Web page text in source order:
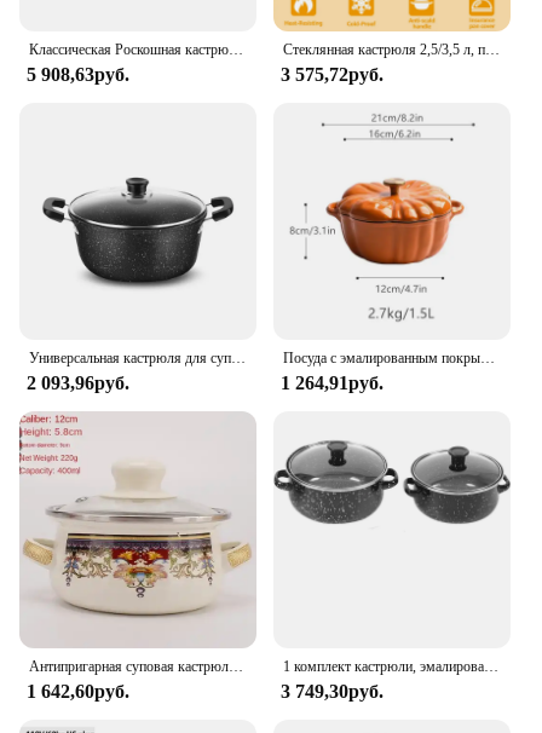
Классическая Роскошная кастрюля в европейском стиле с крышкой, креативная бинауральная квадратная кастрюля, сухая кастрюля, подсвечник, нагревательная керамическая посуда
5 908,63руб.
Стеклянная кастрюля 2,5/3,5 л, прозрачная кастрюля, кастрюли для супа, термостойкая кастрюля с двойной ручкой, стеклянная посуда, кухонные инструменты для приготовления пищи
3 575,72руб.
Универсальная кастрюля для супа Maifan Stone с антипригарным покрытием и крышкой, кухонная кухонная посуда с двумя ушками, газовая индукционная плита
2 093,96руб.
Посуда с эмалированным покрытием, 3,7 л, эмалированная чугунная кастрюля с тыквой, антипригарная эмалированная кастрюля, кастрюля, 12 дюймов для всех источников тепла
1 264,91руб.
Антипригарная суповая кастрюля, эмалированная кастрюля для приготовления пищи с толстым дном, в наличии, кастрюля с ручкой, рамен, лапша, газовая плита, кухонная посуда
1 642,60руб.
1 комплект кастрюли, эмалированная кастрюля с крышкой, кухонная посуда, кастрюля с ручкой, кухонная кастрюля
3 749,30руб.